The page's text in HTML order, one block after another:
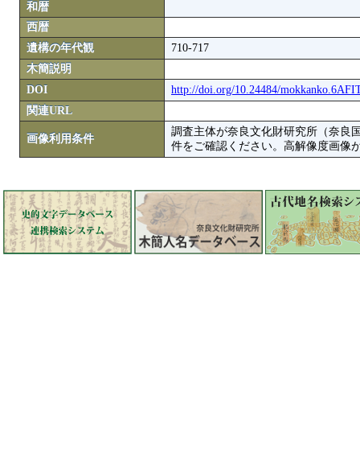
和暦
西暦
遺構の年代観
710-717
木簡説明
DOI
http://doi.org/10.24484/
関連URL
画像利用条件
調査主体が奈良文化財研究所（奈良
件をご確認ください。高解像度画像